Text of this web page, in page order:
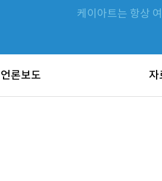
케이아트는 항상
언론보도 자